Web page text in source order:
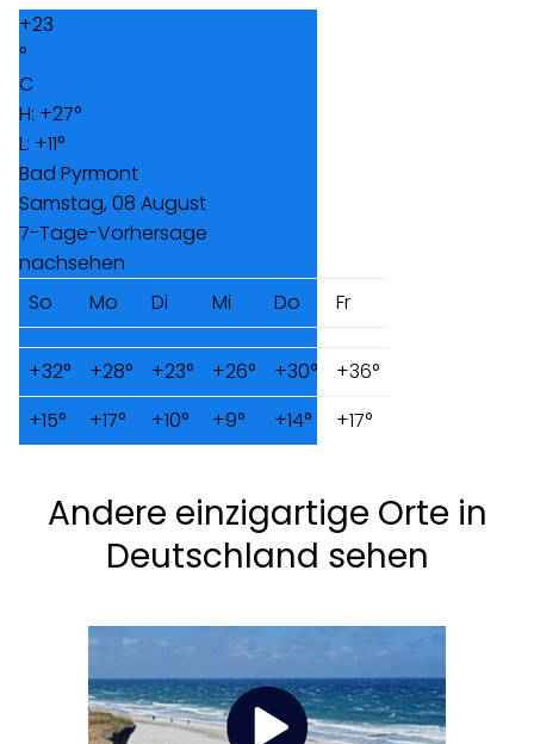
+23
°
C
H: +27°
L: +11°
Bad Pyrmont
Samstag, 08 August
7-Tage-Vorhersage
nachsehen
So
Mo Di Mi Do Fr
+32° +28° +23° +26° +30° +36°
+15° +17° +10° +9° +14° +17°
Andere einzigartige Orte in
Deutschland sehen